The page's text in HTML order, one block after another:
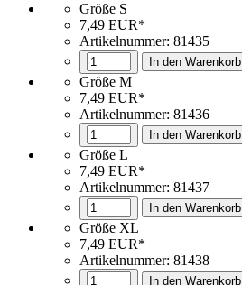
Größe S
7,49 EUR*
Artikelnummer: 81435
In den Warenkorb
Größe M
7,49 EUR*
Artikelnummer: 81436
In den Warenkorb
Größe L
7,49 EUR*
Artikelnummer: 81437
In den Warenkorb
Größe XL
7,49 EUR*
Artikelnummer: 81438
In den Warenkorb